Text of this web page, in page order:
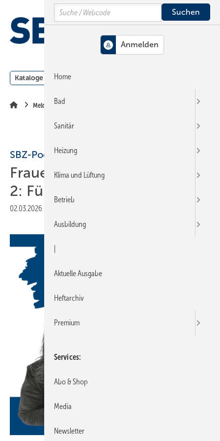
Hauptinhalt
Hauptmenü
SiteSearch
Kataloge Meldungen
Meldungen
SBZ-Podcast
Frauen im Handwerk – Folge
2: Füh­rung auf Au­gen­hö­he
02.03.2026
Search
Home
Bad
Sanitär
Heizung
Klima und Lüftung
Betrieb
Ausbildung
Aktuelle Ausgabe
Heftarchiv
Premium
Services
Abo & Shop
Media
Newsletter